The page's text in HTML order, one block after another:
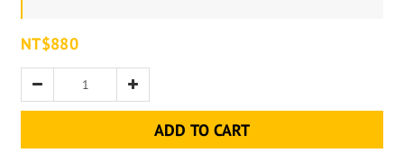
NT$880
ADD TO CART